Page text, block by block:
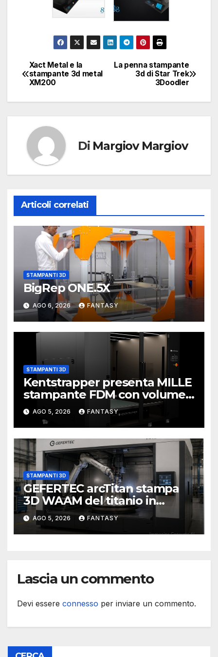
Navigazione
articoli
La penna stampante
3d di Star Trek
3Doodler
Xact Metal e la
stampante 3d metal
XM200
Di Margiov Margiov
Articoli correlati
STAMPANTI 3D
BigRep ONE.5X
AGO 6, 2026 FANTASY
STAMPANTI 3D
Kentstrapper presenta MILLE
stampante FDM con volume
di stampa da un metro cubo
AGO 5, 2026 FANTASY
STAMPANTI 3D
GEFERTEC arcTitan stampa
3D WAAM del titanio in
camera inerte
AGO 5, 2026 FANTASY
Lascia un commento
Devi essere connesso per inviare un commento.